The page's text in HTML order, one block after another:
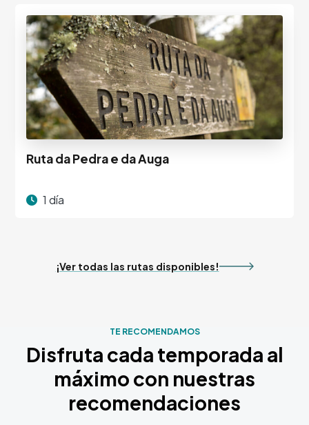
Ruta da Pedra e da Auga
1 día
¡Ver todas las rutas disponibles!
TE RECOMENDAMOS
Disfruta cada temporada al
máximo con nuestras
recomendaciones